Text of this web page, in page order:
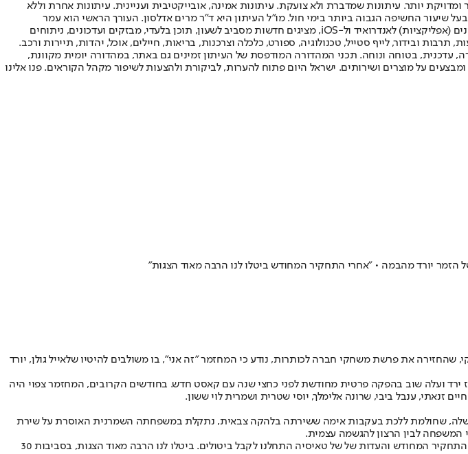
יותר. עיתונות שמדברת ולא צועקת. עיתונות אמינה, אובייקטיבית ועניינית. עיתונות אחרת וללא
2007, וב-2010 הפך "ישראל היום" לעיתון הישראלי בעל שיעור החשיפה הגבוה ביותר בימי חול. מו"ל העיתון היא ד"ר מרים אדלסון. העורך הראשי הוא עמר
לחמנוביץ, והעורך המייסד הוא עמוס רגב. אתרי האינטרנט של "ישראל היום" בעברית ובאנגלית, כמו כן היישומונים (אפליקציות) לאנדרואיד ול-iOS, מציגים חדשות מסביב לשעון, תוכן בלעדי, מבזקים ועדכונים, ניתוחים
ובידור, לייף סטייל, טכנולוגיה, ספורט, כלכלה וצרכנות, בריאות, חיילים, אוכל, יהדות, תיירות ורכב.
עדכנית, בטוחה ונוחה. תכני המהדורה המודפסת של העיתון זמינים גם באתר, במהדורה יומית מקוונת,
על מוצרים ושירותים. ישראל היום פתוח להערות, לביקורת ולהצעות לשיפור מקהל הקוראים. פנו אלינו
יורד מהבמה • "אחרי התחקיר המחודש ביטלו לנו הרבה מאוד הצגות"
את פרשת משחקי חברה לכותרות, נודע כי המחזמר "זה אני", בו משולבים להיטיו שלאייל גולן, יורד
ירד ועלה שוב בהפקה פרטית מחודשת לפני כחצי שנה עם קאסט חדש. בחודשים הקרובים, המחזמר צפוי היה
זנאתי, ענבל ביבי, שרונה אלימלך, יוסי שטרית ושמרית לוי ששון.
שחולמת ללכת בעקבות אימה ששירתה בלהקה צבאית, נתקלת במשפחתה השמרנית האוסרת על שירת
המשפחה לבין הרצון להגשמה עצמית.
"עד היום רצנו עם המחזמר כ-50 הצגות בכל הארץ", מספר דורון מור, מנהל חברת בימות ל"ישראל היום". "אחרי התחקיר המחודש והעדות של של טאיסיה התחלנו לקבל ביטולים. ביטלו לנו הרבה מאוד הצגות, בסביבות 30